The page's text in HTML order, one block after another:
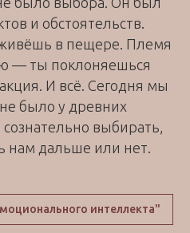
и обстоятельств.
в пещере. Племя
— ты поклоняешься
И всё. Сегодня мы
было у древних
выбирать,
нам дальше или нет.
интеллекта"